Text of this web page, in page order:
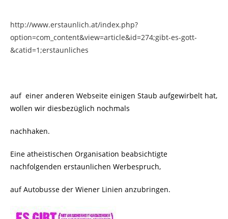
http://www.erstaunlich.at/index.php?
option=com_content&view=article&id=274;gibt-es-gott-
&catid=1;erstaunliches
auf einer anderen Webseite einigen Staub aufgewirbelt hat,
wollen wir diesbezüglich nochmals
nachhaken.
Eine atheistischen Organisation beabsichtigte
nachfolgenden erstaunlichen Werbespruch,
auf Autobusse der Wiener Linien anzubringen.